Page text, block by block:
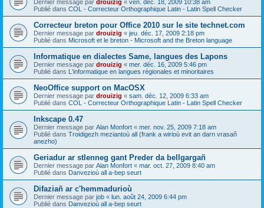
Dernier message par drouizig « ven. déc. 18, 2009 10:38 am
Publié dans COL - Correcteur Orthographique Latin - Latin Spell Checker
Correcteur breton pour Office 2010 sur le site technet.com
Dernier message par drouizig « jeu. déc. 17, 2009 2:18 pm
Publié dans Microsoft et le breton - Microsoft and the Breton language
Informatique en dialectes Same, langues des Lapons
Dernier message par drouizig « mer. déc. 16, 2009 5:46 pm
Publié dans L'informatique en langues régionales et minoritaires
NeoOffice support on MacOSX
Dernier message par drouizig « sam. déc. 12, 2009 6:33 am
Publié dans COL - Correcteur Orthographique Latin - Latin Spell Checker
Inkscape 0.47
Dernier message par Alan Monfort « mer. nov. 25, 2009 7:18 am
Publié dans Troidigezh meziantoù all (frank a wirioù evit an darn vrasañ
anezho)
Geriadur ar stlenneg gant Preder da bellgargañ
Dernier message par Alan Monfort « mar. oct. 27, 2009 8:40 am
Publié dans Danvezioù all a-bep seurt
Difaziañ ar c'hemmadurioù
Dernier message par job « lun. août 24, 2009 6:44 pm
Publié dans Danvezioù all a-bep seurt